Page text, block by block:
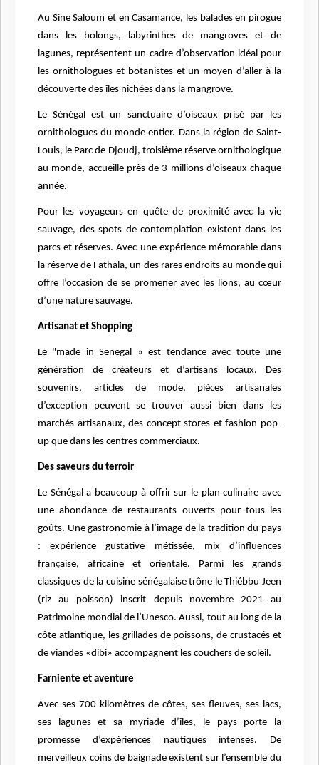
Au Sine Saloum et en Casamance, les balades en pirogue
dans les bolongs, labyrinthes de mangroves et de
lagunes, représentent un cadre d’observation idéal pour
les ornithologues et botanistes et un moyen d’aller à la
découverte des îles nichées dans la mangrove.
Le Sénégal est un sanctuaire d’oiseaux prisé par les
ornithologues du monde entier. Dans la région de Saint-
Louis, le Parc de Djoudj, troisième réserve ornithologique
au monde, accueille près de 3 millions d’oiseaux chaque
année.
Pour les voyageurs en quête de proximité avec la vie
sauvage, des spots de contemplation existent dans les
parcs et réserves. Avec une expérience mémorable dans
la réserve de Fathala, un des rares endroits au monde qui
offre l’occasion de se promener avec les lions, au cœur
d’une nature sauvage.
Artisanat et Shopping
Le "made in Senegal » est tendance avec toute une
génération de créateurs et d’artisans locaux. Des
souvenirs, articles de mode, pièces artisanales
d’exception peuvent se trouver aussi bien dans les
marchés artisanaux, des concept stores et fashion pop-
up que dans les centres commerciaux.
Des saveurs du terroir
Le Sénégal a beaucoup à offrir sur le plan culinaire avec
une abondance de restaurants ouverts pour tous les
goûts. Une gastronomie à l’image de la tradition du pays
: expérience gustative métissée, mix d’influences
française, africaine et orientale. Parmi les grands
classiques de la cuisine sénégalaise trône le Thiébbu Jeen
(riz au poisson) inscrit depuis novembre 2021 au
Patrimoine mondial de l’Unesco. Aussi, tout au long de la
côte atlantique, les grillades de poissons, de crustacés et
de viandes «dibi» accompagnent les couchers de soleil.
Farniente et aventure
Avec ses 700 kilomètres de côtes, ses fleuves, ses lacs,
ses lagunes et sa myriade d’îles, le pays porte la
promesse d’expériences nautiques intenses. De
merveilleux coins de baignade existent sur l’ensemble du